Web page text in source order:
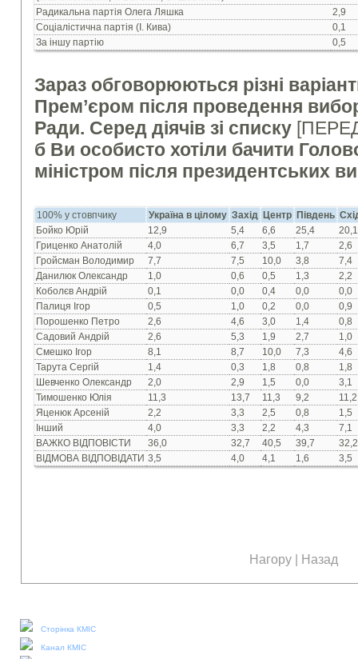
Радикальна партія Олега Ляшка
2,9
Соціалістична партія (І. Кива)
0,1
За іншу партію
0,5
Зараз обговорюються різні
Прем’єром після проведення
Ради. Серед діячів зі списку
б Ви особисто хотіли бачити
міністром після президентських
100% у стовпчику Україна в цілому Захід Центр Південь
Бойко Юрій
12,9 5,4 6,6 25,4
20,1
Гриценко Анатолій
4,0 6,7 3,5 1,7
2,6
Гройсман Володимир
7,7 7,5 10,0 3,8
7,4
Данилюк Олександр
1,0 0,6 0,5 1,3
2,2
Коболєв Андрій
0,1 0,0 0,4 0,0
0,0
Палиця Ігор
0,5 1,0 0,2 0,0
0,9
Порошенко Петро
2,6 4,6 3,0 1,4
0,8
Садовий Андрій
2,6 5,3 1,9 2,7
1,0
Смешко Ігор
8,1 8,7 10,0 7,3
4,6
Тарута Сергій
1,4 0,3 1,8 0,8
1,8
Шевченко Олександр
2,0 2,9 1,5 0,0
3,1
Тимошенко Юлія
11,3 13,7 11,3 9,2
11,2
Яценюк Арсеній
2,2 3,3 2,5 0,8
1,5
Інший
4,0 3,3 2,2 4,3
7,1
ВАЖКО ВІДПОВІСТИ
36,0 32,7 40,5 39,7
32,2
ВІДМОВА ВІДПОВІДАТИ 3,5 4,0 4,1 1,6 3,5
Нагору | Назад
Сторінка КМІС
Канал КМІС